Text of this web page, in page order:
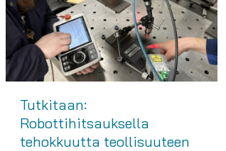
Tutkitaan:
Robottihitsauksella
tehokkuutta teollisuuteen